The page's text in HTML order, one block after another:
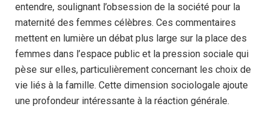
entendre, soulignant l’obsession de la société pour la
maternité des femmes célèbres. Ces commentaires
mettent en lumière un débat plus large sur la place des
femmes dans l’espace public et la pression sociale qui
pèse sur elles, particulièrement concernant les choix de
vie liés à la famille. Cette dimension sociologale ajoute
une profondeur intéressante à la réaction générale.